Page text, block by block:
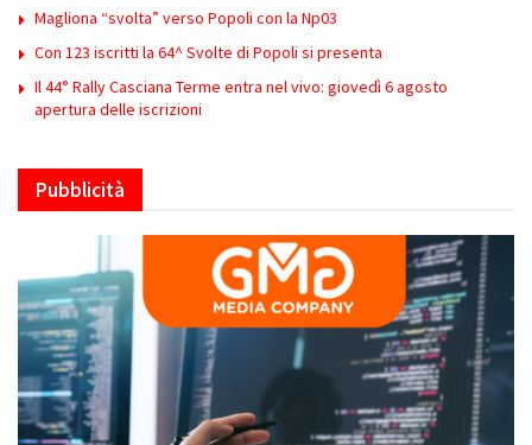
Magliona “svolta” verso Popoli con la Np03
Con 123 iscritti la 64^ Svolte di Popoli si presenta
Il 44° Rally Casciana Terme entra nel vivo: giovedì 6 agosto
apertura delle iscrizioni
Pubblicità